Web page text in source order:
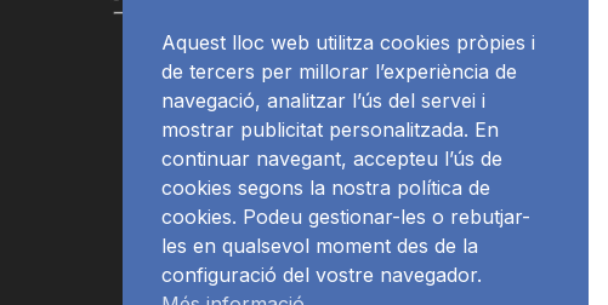
Aquest lloc web utilitza cookies pròpies i
de tercers per millorar l’experiència de
navegació, analitzar l’ús del servei i
mostrar publicitat personalitzada. En
continuar navegant, accepteu l’ús de
cookies segons la nostra política de
cookies. Podeu gestionar-les o rebutjar-
les en qualsevol moment des de la
configuració del vostre navegador.